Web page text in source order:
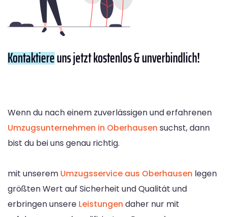
Kontaktiereuns jetzt kostenlos & unverbindlich!
Wenn du nach einem zuverlässigen und erfahrenen
Umzugsunternehmen in Oberhausen suchst, dann
bist du bei uns genau richtig.
mit unserem Umzugsservice aus Oberhausen legen
größten Wert auf Sicherheit und Qualität und
erbringen unsere Leistungen daher nur mit